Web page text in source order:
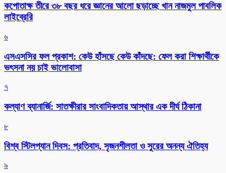
কপোতাক্ষ তীরে ৩৮ বছর ধরে জ্ঞানের আলো ছড়াচ্ছে খান নাজমুল পাবলিক
লাইব্রেরি
৬
এসএসসির ফল প্রকাশ: কেউ হাঁসছে কেউ কাঁদছে: ফেল করা শিক্ষার্থীকে
ভৎসনা নয় চাই ভালোবাসা
৭
কল্যাণ ব্যানার্জি: সাতক্ষীরার সাংবাদিকতায় আস্থার এক দীর্ঘ ঠিকানা
৮
বিশ্ব স্টিলপ্যান দিবস: প্রতিবাদ, সৃজনশীলতা ও সুরের অনন্য ঐতিহ্য
৯